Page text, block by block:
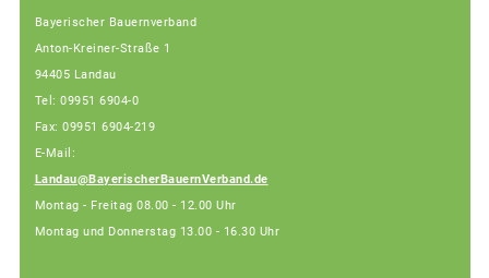
Bayerischer Bauernverband
Anton-Kreiner-Straße 1
94405 Landau
Tel: 09951 6904-0
Fax: 09951 6904-219
E-Mail:
Landau@BayerischerBauernVerband.de
Montag - Freitag 08.00 - 12.00 Uhr
Montag und Donnerstag 13.00 - 16.30 Uhr